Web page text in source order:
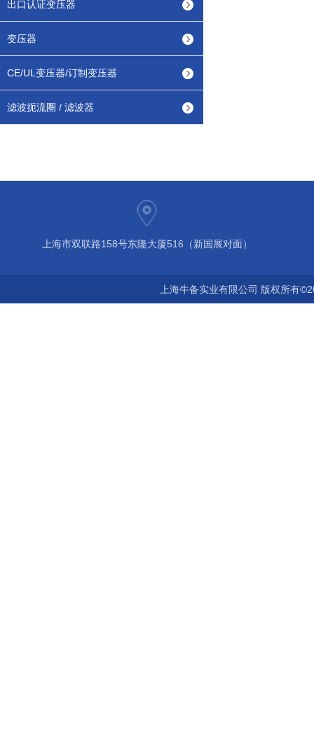
出口认证变压器
变压器
CE/UL变压器/订制变压器
滤波扼流圈 / 滤波器
上海市双联路158号东隆大厦516（新国展对面）
上海牛备实业有限公司 版权所有